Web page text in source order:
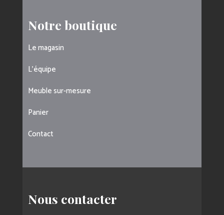
Notre boutique
Le magasin
L’équipe
Meuble sur-mesure
Panier
Contact
Nous contacter